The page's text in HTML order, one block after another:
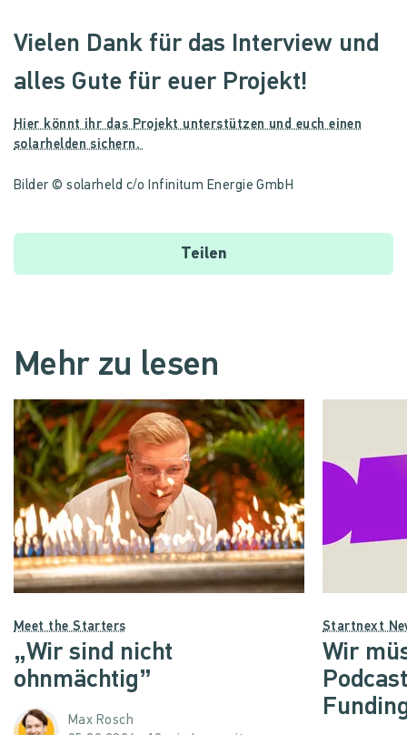
Vielen Dank für das Interview und
alles Gute für euer Projekt!
Hier könnt ihr das Projekt unterstützen und euch einen
solarhelden sichern.
Bilder © solarheld c/o Infinitum Energie GmbH
Teilen
Mehr zu lesen
Meet the Starters
„Wir sind nicht
ohnmächtig”
Max Rosch
Startnext
Wir